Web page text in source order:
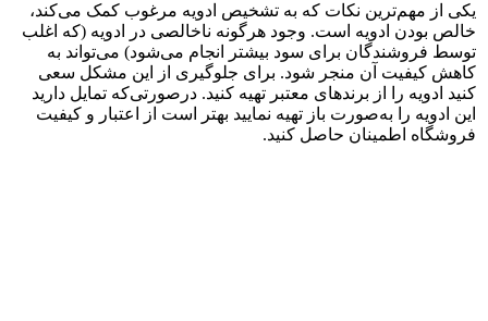
یکی از مهم‌ترین نکات که به تشخیص ادویه مرغوب کمک می‌کند،
خالص بودن ادویه است. وجود هرگونه ناخالصی در ادویه (که اغلب
توسط فروشندگان برای سود بیشتر انجام می‌شود) می‌تواند به
کاهش کیفیت آن منجر شود. برای جلوگیری از این مشکل سعی
کنید ادویه را از برند‌های معتبر تهیه کنید. درصورتی‌که تمایل دارید
این ادویه را به‌صورت باز تهیه نمایید بهتر است از اعتبار و کیفیت
فروشگاه اطمینان حاصل کنید.